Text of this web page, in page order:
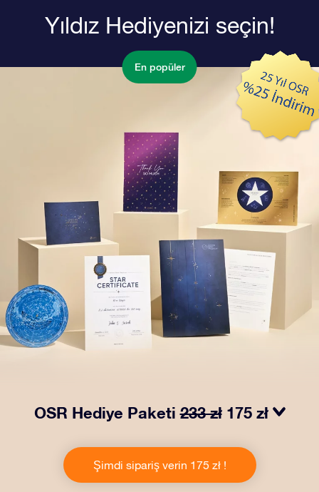
Yıldız Hediyenizi seçin!
En popüler
OSR Hediye Paketi233 zł 175 zł
zarf içinde kişiye özel hazırlanan belgelerin seçtiğiniz
adrese teslimatı ile çevrimiçi belgeler ve uygulamalara
erişim imkanı bu pakete dahildir. Bu, arkadaşlarınıza ve
Şimdi sipariş verin 175 zł !